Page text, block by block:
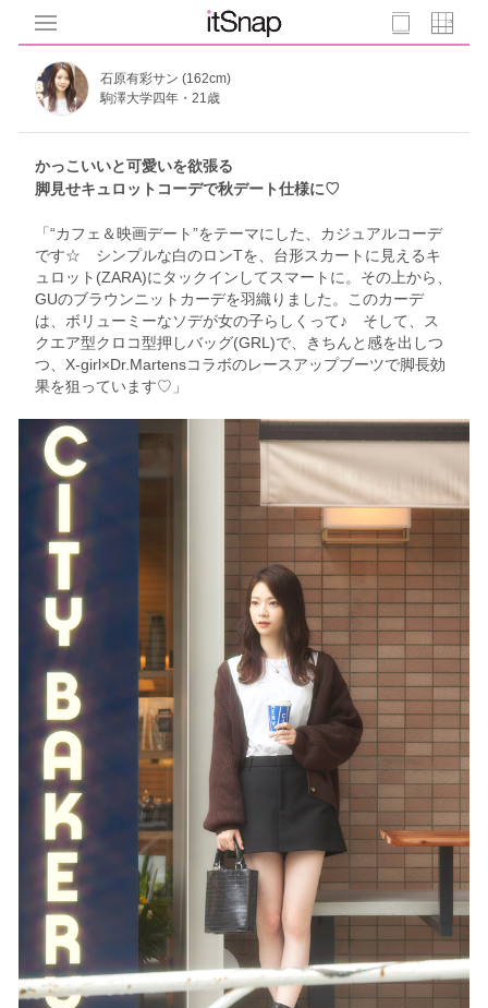
石原有彩サン (162cm)
駒澤大学四年・21歳
かっこいいと可愛いを欲張る
脚見せキュロットコーデで秋デート仕様に♡
「“カフェ＆映画デート”をテーマにした、カジュアルコーデ
です☆ シンプルな白のロンTを、台形スカートに見えるキ
ュロット(ZARA)にタックインしてスマートに。その上から、
GUのブラウンニットカーデを羽織りました。このカーデ
は、ボリューミーなソデが女の子らしくって♪ そして、ス
クエア型クロコ型押しバッグ(GRL)で、きちんと感を出しつ
つ、X-girl×Dr.Martensコラボのレースアップブーツで脚長効
果を狙っています♡」